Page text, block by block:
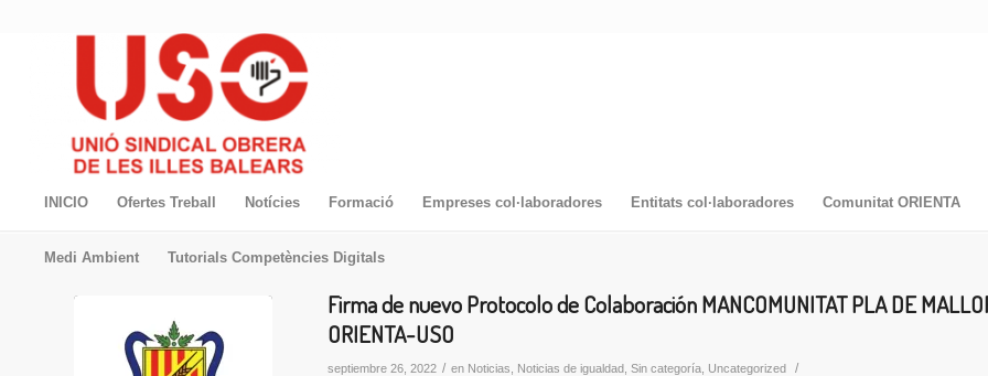
INICIO Ofertes Treball Notícies Formació Empreses col·laboradores Entitats col·laboradores Comunitat ORIENTA
Medi Ambient Tutorials Competències Digitals
Firma de nuevo Protocolo de Colaboración MANCOMUNITAT PLA DE
ORIENTA-USO
septiembre 26, 2022 / en Noticias Noticias de igualdad Sin categoría Uncategorized /